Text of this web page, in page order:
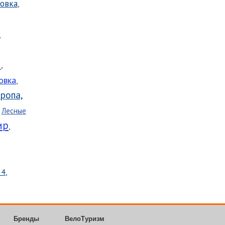
,
,
,
,
Лесные
,
,
Бренды ВелоТуризм